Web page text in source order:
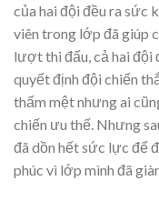
của hai đội đều ra sức
viên trong lớp đã giúp
lượt thi đấu, cả hai đội
quyết định đội chiến
thấm mệt nhưng ai
chiến ưu thế. Nhưng
đã dồn hết sức lực để
phúc vì lớp mình đã